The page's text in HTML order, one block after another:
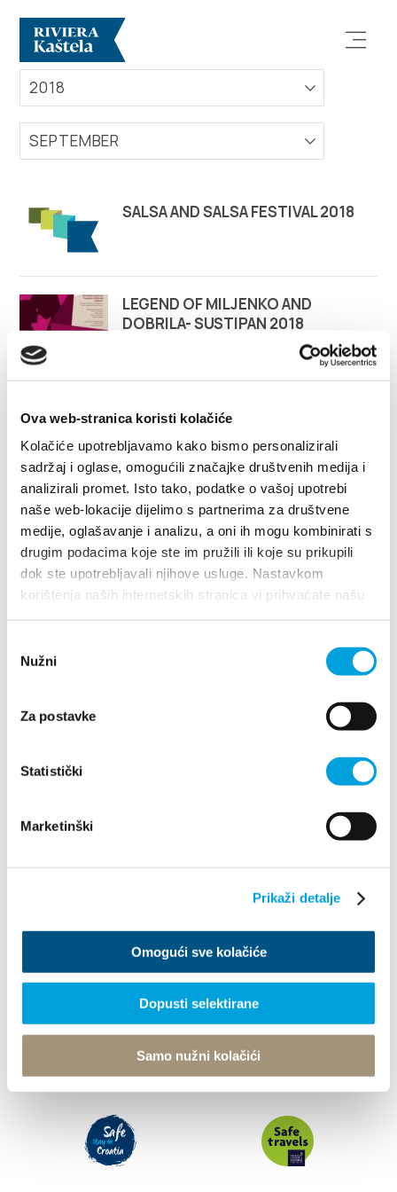
Ova web-stranica koristi kolačiće
Kolačiće upotrebljavamo kako bismo personalizirali
sadržaj i oglase, omogućili značajke društvenih medija i
analizirali promet. Isto tako, podatke o vašoj upotrebi
naše web-lokacije dijelimo s partnerima za društvene
medije, oglašavanje i analizu, a oni ih mogu kombinirati s
drugim podacima koje ste im pružili ili koje su prikupili
dok ste upotrebljavali njihove usluge. Nastavkom
korištenja naših internetskih stranica vi prihvaćate našu
pristanka
Nužni
Za postavke
Statistički
Marketinški
Prikaži detalje
Omogući sve kolačiće
Dopusti selektirane
Samo nužni kolačići
Explore
Destination
What to do
Info
Tourist office
Safe in Dalmatia
en
21216 Kaštel Stari, Hrvatska
Directions
EVENTS
2018
SEPTEMBER
SALSA AND SALSA FESTIVAL 2018
LEGEND OF MILJENKO AND
DOBRILA- SUSTIPAN 2018
Villa Nika, Kamberovo šetalište 30
21216 Kaštel Stari, Hrvatska
Directions
+385 21 227 933
Explore
Destination
What to do
Tourist office
© TZ Kastela 2022 Cookie Policy Developed by:Nove vibracije
Design by:Signed Design